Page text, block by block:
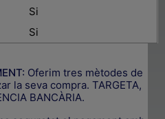
Si
Si
Oferim tres mètodes de
la seva compra. TARGETA,
BANCÀRIA.